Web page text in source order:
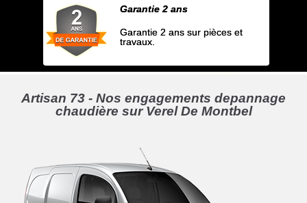
Garantie 2 ans
Garantie 2 ans sur pièces et
travaux.
Artisan 73 - Nos engagements depannage
chaudière sur Verel De Montbel